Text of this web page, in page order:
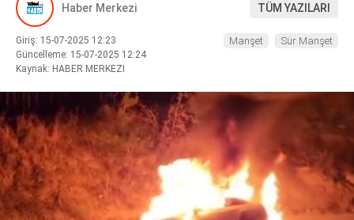
WhatsApp İhbar
Haber Merkezi TÜM YAZILARI
Giriş: 15-07-2025 12:23
Güncelleme: 15-07-2025 12:24
Kaynak: HABER MERKEZI
Manşet Sür Manşet